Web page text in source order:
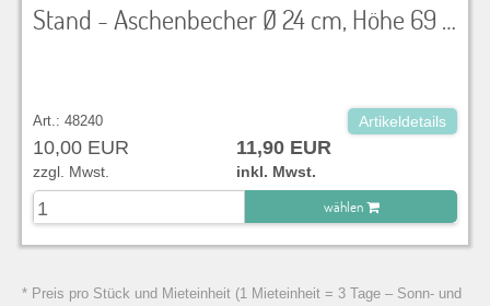
Stand - Aschenbecher Ø 24 cm, Höhe 69 cm
Art.: 48240 Artikeldetails
10,00 EUR 11,90 EUR
zzgl. Mwst.
inkl. Mwst.
wählen
* Preis pro Stück und Mieteinheit (1 Mieteinheit = 3 Tage – Sonn- und